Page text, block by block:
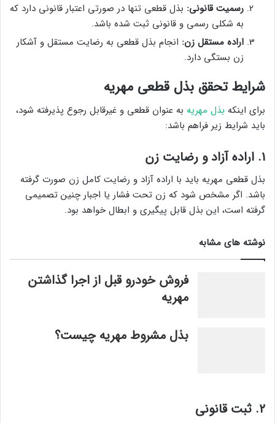
رسمیت قانونی: بذل قطعی تنها در صورتی اعتبار قانونی دارد که
به شکلی رسمی و قانونی ثبت شده باشد.
اراده مستقل زن: انجام بذل قطعی به رضایت مستقل و آشکار
زن بستگی دارد.
شرایط تحقق بذل قطعی مهریه
برای اینکه بذل مهریه به عنوان قطعی و غیرقابل رجوع پذیرفته شود،
باید شرایط زیر فراهم باشد:
۱. اراده آزاد و رضایت زن
بذل قطعی مهریه باید با اراده آزاد و رضایت کامل زن صورت گرفته
باشد. اگر مشخص شود که زن تحت فشار یا اجبار چنین تصمیمی
گرفته است، این بذل قابل پیگیری و ابطال خواهد بود.
نوشته های مشابه
فروش خودرو قبل از اجرا گذاشتن
مهریه
بذل مشروط مهریه چیست؟
۲. ثبت قانونی